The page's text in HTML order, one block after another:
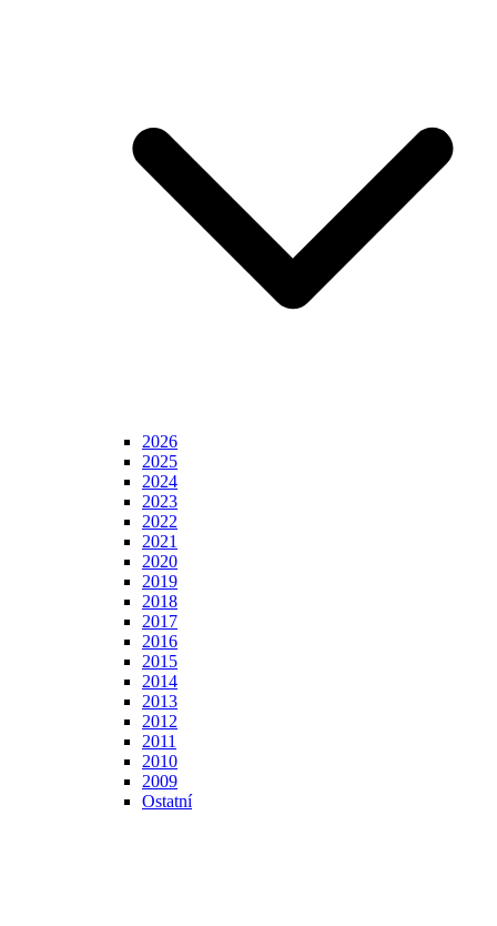
2026
2025
2024
2023
2022
2021
2020
2019
2018
2017
2016
2015
2014
2013
2012
2011
2010
2009
Ostatní